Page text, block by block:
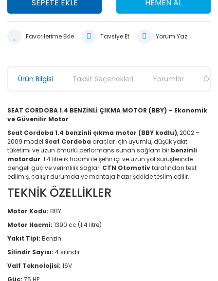
SEPETE EKLE HEMEN AL
Tavsiye Et Yorum Yaz
Ürün Bilgisi Taksit Seçenekleri Yorumlar
SEAT CORDOBA 1.4 BENZİNLİ ÇIKMA MOTOR (BBY) – Ekonomik
ve Güvenilir Motor
Seat Cordoba 1.4 benzinli çıkma motor (BBY kodlu), 2002 –
2009 model Seat Cordoba araçlar için uyumlu, düşük yakıt
tüketimi ve uzun ömürlü performans sunan sağlam bir benzinli
motordur. 1.4 litrelik hacmi ile şehir içi ve uzun yol sürüşlerinde
dengeli güç ve verimlilik sağlar. CTN Otomotivtarafından test
edilmiş, çalışır durumda ve montaja hazır şekilde teslim edilir.
TEKNİK ÖZELLİKLER
Motor Kodu: BBY
Motor Hacmi: 1390 cc (1.4 litre)
Yakıt Tipi: Benzin
Silindir Sayısı: 4 silindir
Valf Teknolojisi: 16V
Güç: 75 HP